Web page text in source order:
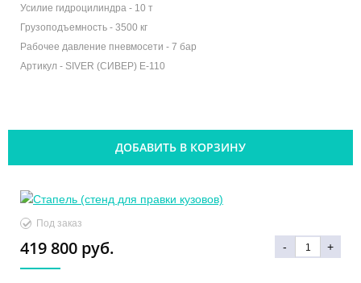
Усилие гидроцилиндра - 10 т
Грузоподъемность - 3500 кг
Рабочее давление пневмосети - 7 бар
Артикул - SIVER (СИВЕР) Е-110
ДОБАВИТЬ В КОРЗИНУ
Под заказ
419 800 руб. - +